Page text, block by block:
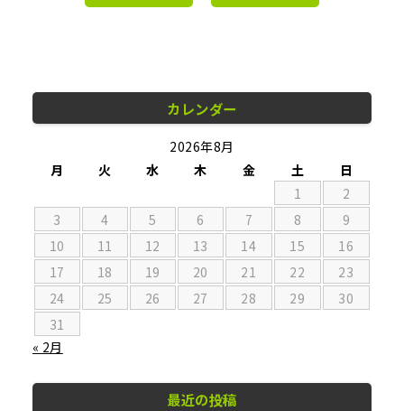
カレンダー
2026年8月
月
火 水 木 金 土
日
1
2
3
4 5 6 7 8
9
10
11 12 13 14 15
16
17
18 19 20 21 22
23
24
25 26 27 28 29
30
31
« 2月
最近の投稿